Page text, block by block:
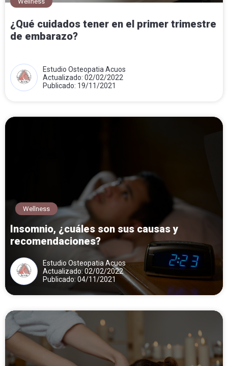
¿Qué cuidados tener en el primer trimestre
de embarazo?
Estudio Osteopatia Acuos
Actualizado: 02/02/2022
Publicado: 19/11/2021
Wellness
Insomnio, ¿cuáles son sus causas y
recomendaciones?
Estudio Osteopatia Acuos
Actualizado: 02/02/2022
Publicado: 04/11/2021